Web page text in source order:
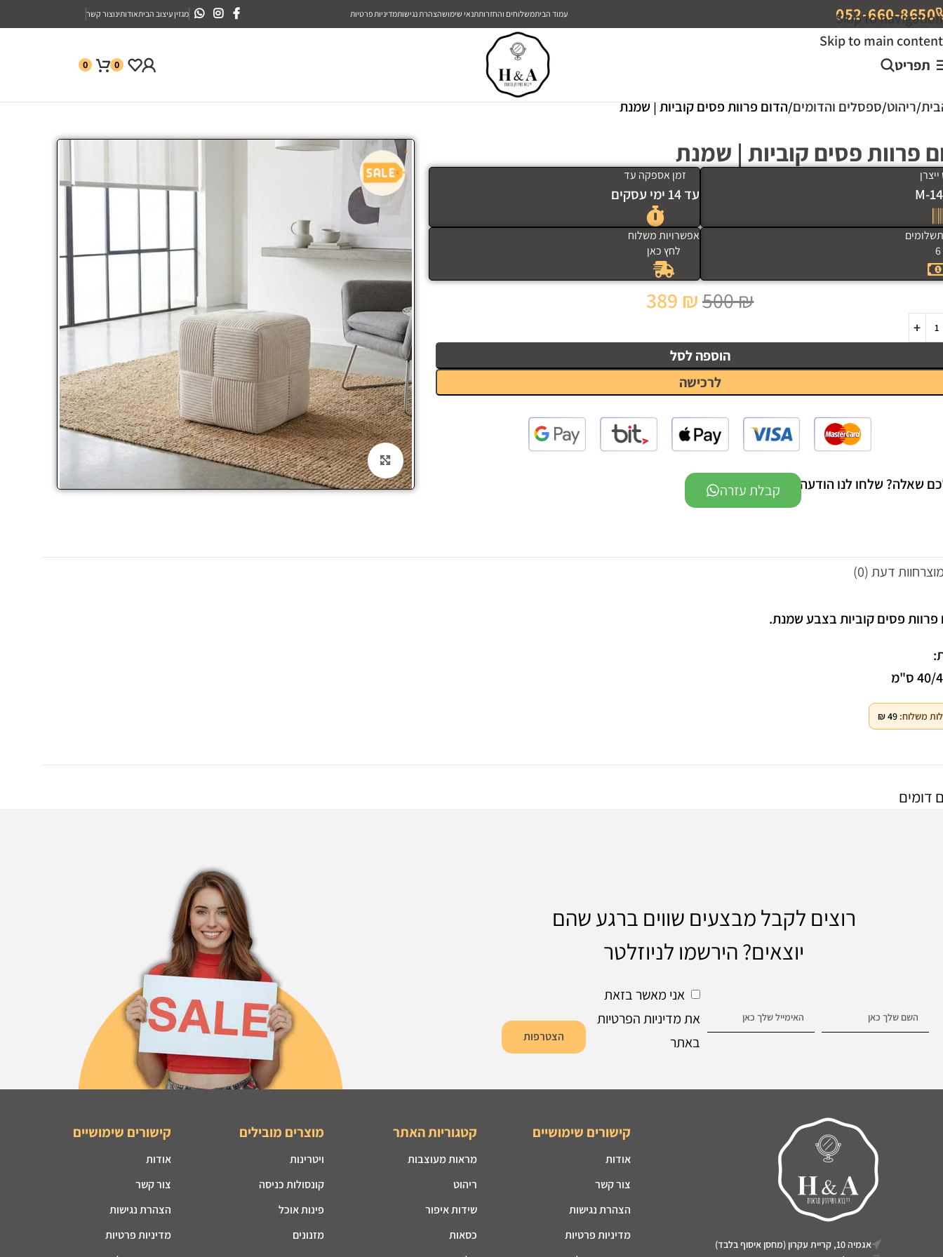
Skip to navigation
Skip to main content
052-660-8650 עמוד הביתמשלוחים והחזרותתנאי שימושהצהרת נגישותמדיניות פרטיות מגזין עיצוב הביתאודותינוצור קשר
תפריט 0
0
ריהוט ספסלים והדומים הדום פרוות פסים קוביות | שמנת
פרוות פסים קוביות | שמנת
M-
זמן אספקה עד
עד 14 ימי עסקים
6
אפשרויות משלוח
לחץ כאן
הוספה לסל
לרכישה
500₪
389 ₪
שאלה? שלחו לנו הודעה - קבלת עזרה
Click to enlarge
חוות דעת (0)
פרוות פסים קוביות בצבע שמנת.
ס"מ
משלוח:49
₪
דומים
רוצים לקבל מבצעים שווים ברגע שהם
יוצאים? הירשמו לניוזלטר
אני מאשר בזאת
את מדיניות הפרטיות
באתר
הצטרפות
אגמיה 10, קריית עקרון (מחסן איסוף בלבד)
קישורים שימושיים
אודות
צור קשר
הצהרת נגישות
מדיניות פרטיות
קטגוריות האתר
מראות מעוצבות
ריהוט
שידות איפור
כסאות
מוצרים מובילים
ויטרינות
קונסולות כניסה
פינות אוכל
מזנונים
קישורים שימושיים
אודות
צור קשר
הצהרת נגישות
מדיניות פרטיות
WhatsApp